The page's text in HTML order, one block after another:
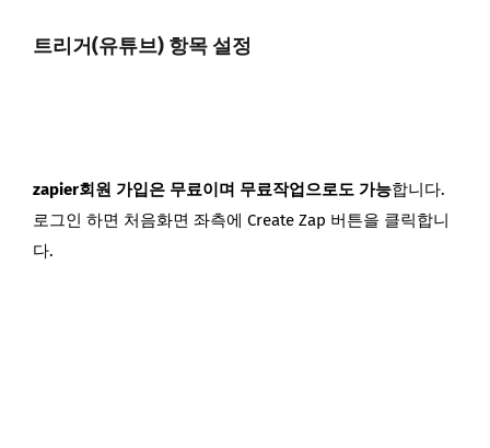
트리거(유튜브) 항목 설정
zapier회원 가입은 무료이며 무료작업으로도 가능합니다.
로그인 하면 처음화면 좌측에 Create Zap 버튼을 클릭합니
다.